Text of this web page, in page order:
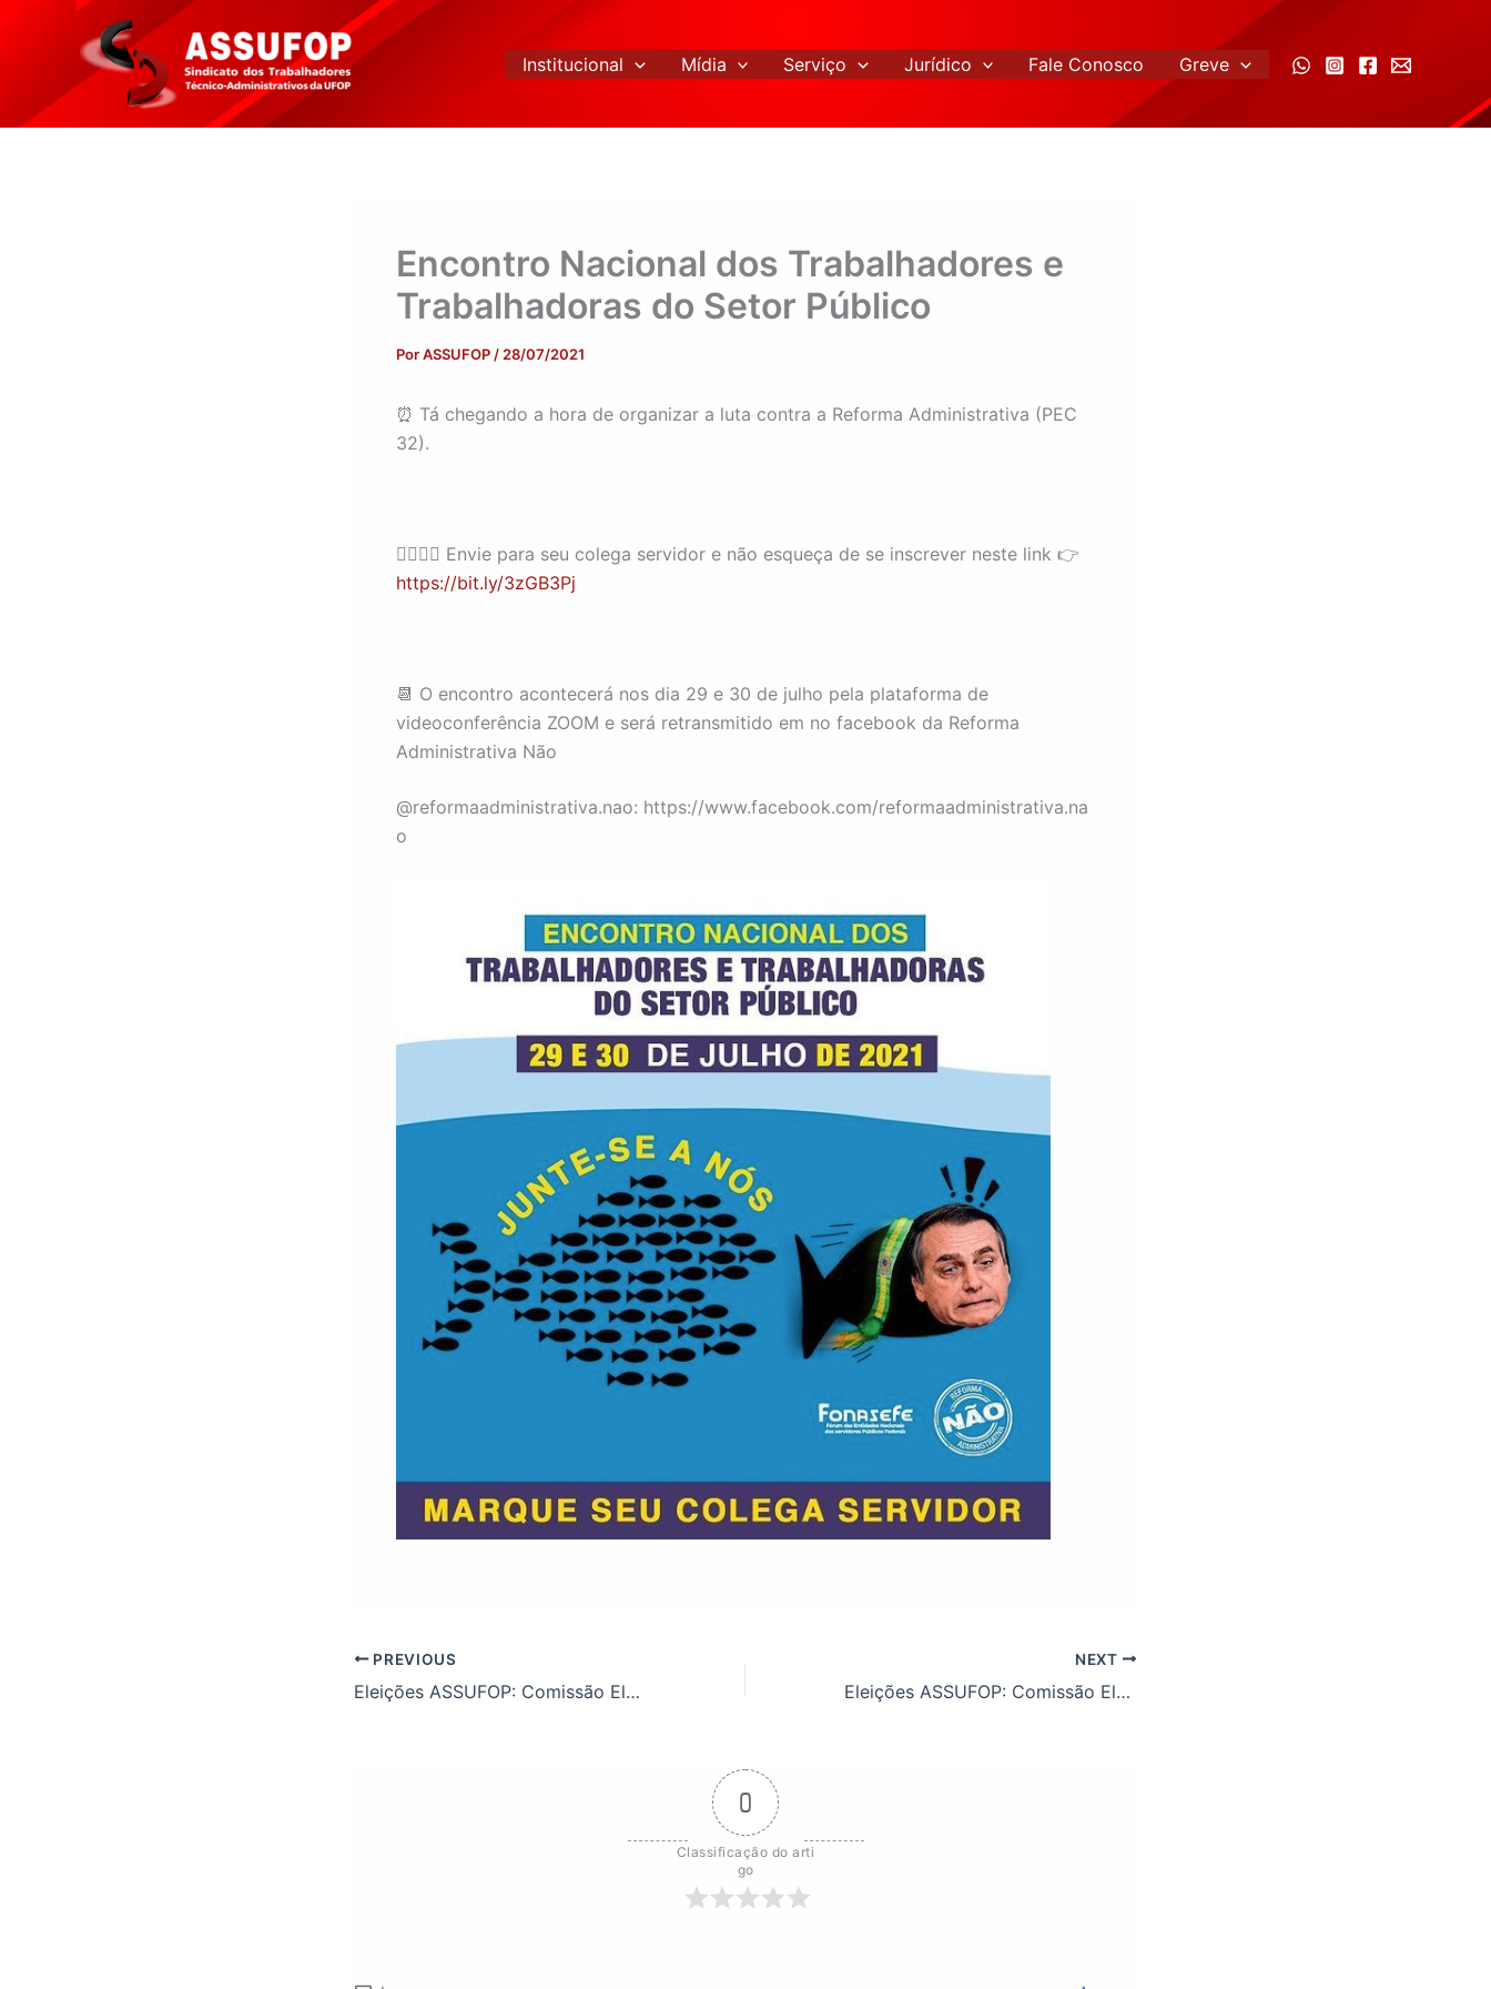
conteúdo
Institucional Mídia Serviço Jurídico Fale Conosco Greve
Encontro Nacional dos Trabalhadores e
Trabalhadoras do Setor Público
PorASSUFOP / 28/07/2021
⏰ Tá chegando a hora de organizar a luta contra a Reforma Administrativa (PEC
32).
🙎‍♀️🙎‍♂️ Envie para seu colega servidor e não esqueça de se inscrever neste link 👉
https://bit.ly/3zGB3Pj
📆 O encontro acontecerá nos dia 29 e 30 de julho pela plataforma de
videoconferência ZOOM e será retransmitido em no facebook da Reforma
Administrativa Não
@reformaadministrativa.nao: https://www.facebook.com/reformaadministrativa.na
o
PREVIOUS
Eleições ASSUFOP: Comissão Eleitoral divulga a homologação das chapas
NEXT
Eleições ASSUFOP: Comissão Eleitoral divulga as chapas homologadas. Confira!
0
Classificação do arti
go